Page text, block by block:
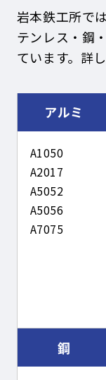
岩本鉄工所で
テンレス・鋼
ています。詳
アルミ
A1050
A2017
A5052
A5056
A7075
鋼